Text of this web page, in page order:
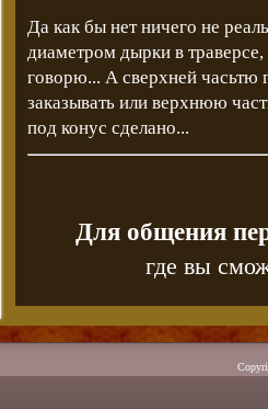
Да как бы нет ничего не
диаметром дырки в
говорю... А сверхней часьтю
заказывать или верхнюю
под конус сделано...
Для общения
где вы